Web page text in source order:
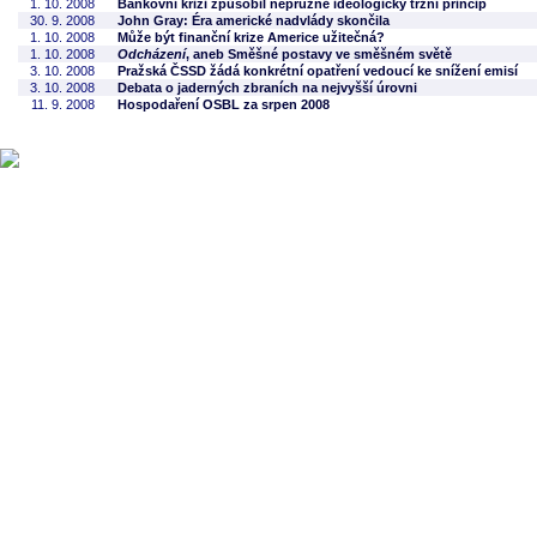
1. 10. 2008
Bankovní krizi způsobil nepružně ideologický tržní princip
30. 9. 2008
John Gray: Éra americké nadvlády skončila
1. 10. 2008
Může být finanční krize Americe užitečná?
1. 10. 2008
Odcházení, aneb Směšné postavy ve směšném světě
3. 10. 2008
Pražská ČSSD žádá konkrétní opatření vedoucí ke snížení emisí
3. 10. 2008
Debata o jaderných zbraních na nejvyšší úrovni
11. 9. 2008
Hospodaření OSBL za srpen 2008